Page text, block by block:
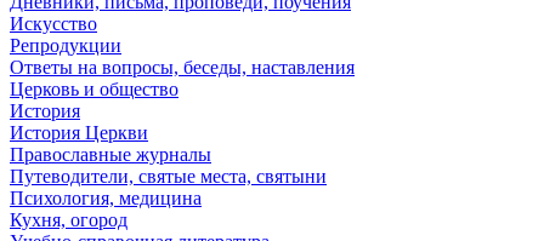
Искусство
Репродукции
Ответы на вопросы, беседы, наставления
Церковь и общество
История
История Церкви
Православные журналы
Путеводители, святые места, святыни
Психология, медицина
Кухня, огород